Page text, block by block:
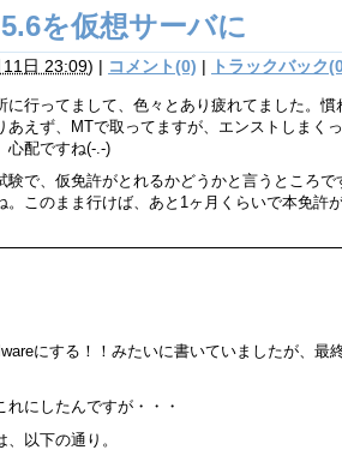
を仮想サーバに
日 23:09) | コメント(0) | トラックバック
に行ってまして、色々とあり疲れてました。慣
あえず、MTで取ってますが、エンストしまく
心配ですね(-.-)
験で、仮免許がとれるかどうかと言うところで
。このまま行けば、あと1ヶ月くらいで本免許
にする！！みたいに書いていましたが、最
れにしたんですが・・・
以下の通り。